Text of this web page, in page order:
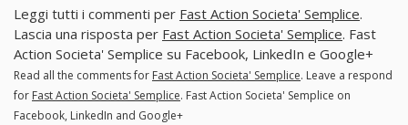
Leggi tutti i commenti per Fast Action Societa' Semplice.
Lascia una risposta per Fast Action Societa' Semplice. Fast
Action Societa' Semplice su Facebook, LinkedIn e Google+
Read all the comments for Fast Action Societa' Semplice. Leave a respond
for Fast Action Societa' Semplice. Fast Action Societa' Semplice on
Facebook, LinkedIn and Google+